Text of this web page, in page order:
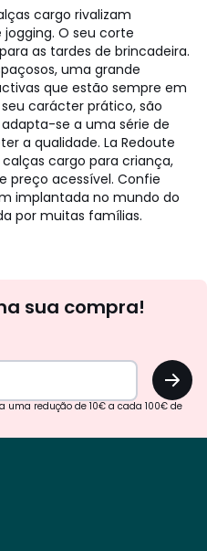
cargo rivalizam
O seu corte
as tardes de brincadeira.
uma grande
que estão sempre em
carácter prático, são
se a uma série de
a qualidade. La Redoute
cargo para criança,
preço acessível. Confie
implantada no mundo do
por muitas famílias.
sua compra!
OK
uma redução de 10€ a cada 100€ de